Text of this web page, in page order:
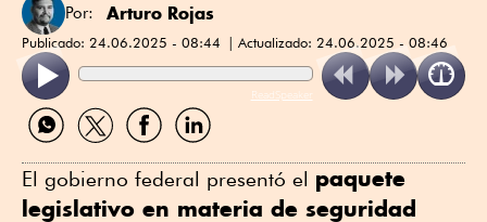
Por: Arturo Rojas
Publicado: 24.06.2025 - 08:44 Actualizado: 24.06.2025 - 08:46
ReadSpeaker
Compartir
por
Compartir
por
Compartir
por
Compartir
por
El gobierno federal presentó el paquete
legislativo en materia de seguridad